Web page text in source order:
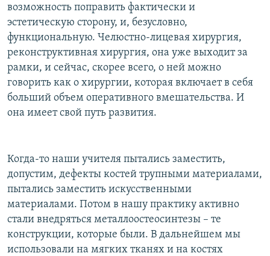
возможность поправить фактически и
эстетическую сторону, и, безусловно,
функциональную. Челюстно-лицевая хирургия,
реконструктивная хирургия, она уже выходит за
рамки, и сейчас, скорее всего, о ней можно
говорить как о хирургии, которая включает в себя
больший объем оперативного вмешательства. И
она имеет свой путь развития.
Когда-то наши учителя пытались заместить,
допустим, дефекты костей трупными материалами,
пытались заместить искусственными
материалами. Потом в нашу практику активно
стали внедряться металлоостеосинтезы – те
конструкции, которые были. В дальнейшем мы
использовали на мягких тканях и на костях